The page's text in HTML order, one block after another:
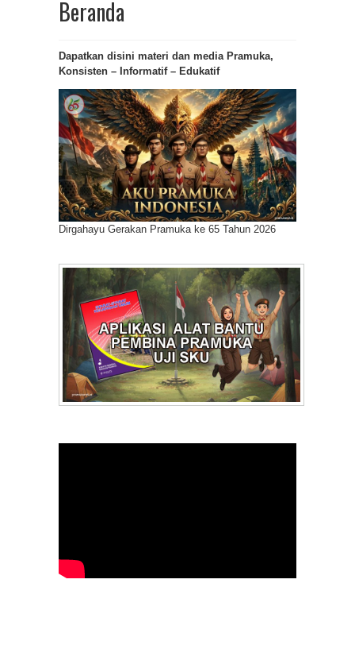
Beranda
Dapatkan disini materi dan media Pramuka,
Konsisten – Informatif – Edukatif
Dirgahayu Gerakan Pramuka ke 65 Tahun 2026